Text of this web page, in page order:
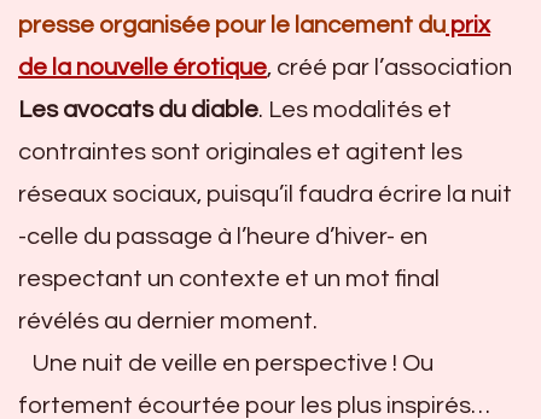
presse organisée pour le lancement du prix
de la nouvelle érotique, créé par l’association
Les avocats du diable. Les modalités et
contraintes sont originales et agitent les
réseaux sociaux, puisqu’il faudra écrire la nuit
-celle du passage à l’heure d’hiver- en
respectant un contexte et un mot final
révélés au dernier moment.
Une nuit de veille en perspective ! Ou
fortement écourtée pour les plus inspirés…